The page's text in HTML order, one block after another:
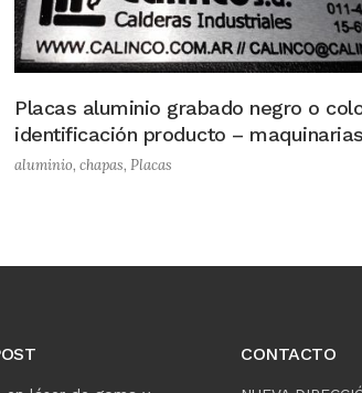
Placas aluminio grabado negro o
identificación producto –
aluminio, chapas, Placas
CONTACTO